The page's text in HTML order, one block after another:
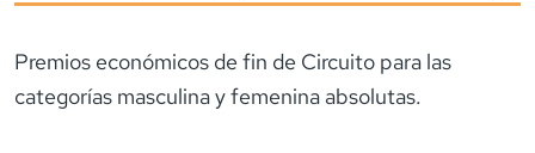
Premios económicos de fin de Circuito para las
categorías masculina y femenina absolutas.